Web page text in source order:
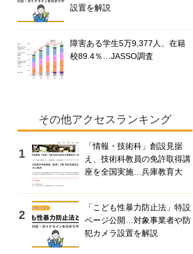
設置を解説
障害ある学生5万9,377人、在籍
校89.4％…JASSO調査
その他アクセスランキング
「情報・技術科」創設見据
え、技術科教員の免許取得講
座を全国実施…兵庫教育大
「こども性暴力防止法」特設
ページ公開…対象事業者や防
犯カメラ設置を解説